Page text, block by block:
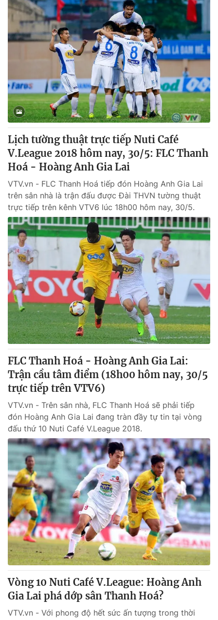
Lịch tường thuật trực tiếp Nuti Café
V.League 2018 hôm nay, 30/5: FLC Thanh
Hoá - Hoàng Anh Gia Lai
VTV.vn - FLC Thanh Hoá tiếp đón Hoàng Anh Gia Lai
trên sân nhà là trận đấu được Đài THVN tường thuật
trực tiếp trên kênh VTV6 lúc 18h00 hôm nay, 30/5.
FLC Thanh Hoá - Hoàng Anh Gia Lai:
Trận cầu tâm điểm (18h00 hôm nay, 30/5
trực tiếp trên VTV6)
VTV.vn - Trên sân nhà, FLC Thanh Hoá sẽ phải tiếp
đón Hoàng Anh Gia Lai đang tràn đầy tự tin tại vòng
đấu thứ 10 Nuti Café V.League 2018.
Vòng 10 Nuti Café V.League: Hoàng Anh
Gia Lai phá dớp sân Thanh Hoá?
VTV.vn - Với phong độ hết sức ấn tượng trong thời